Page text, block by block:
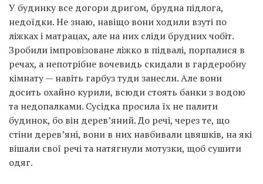
У будинку все догори дриґом, брудна підлога,
недоїдки. Не знаю, навіщо вони ходили взуті по
ліжках і матрацах, але на них сліди брудних чобіт.
Зробили імпровізоване ліжко в підвалі, порпалися в
речах, а непотрібне вочевидь скидали в гардеробну
кімнату — навіть гарбуз туди занесли. Але вони
досить охайно курили, всюди стоять банки з водою
та недопалками. Сусідка просила їх не палити
будинок, бо він дерев’яний. До речі, через те, що
стіни дерев’яні, вони в них навбивали цвяшків, на які
вішали свої речі та натягнули мотузки, щоб сушити
одяг.